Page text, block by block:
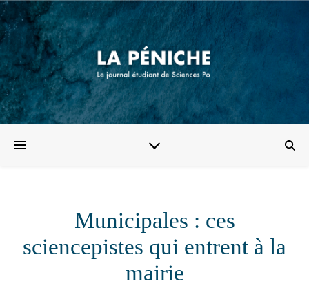
Municipales : ces
sciencepistes qui entrent à la
mairie